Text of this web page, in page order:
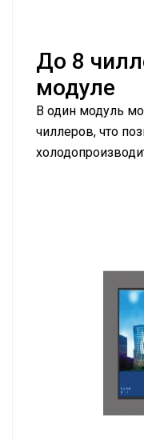
До 8
модуле
В один модуль
чиллеров, что